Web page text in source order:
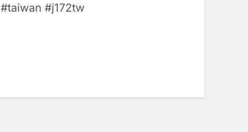
#taiwan #j172tw